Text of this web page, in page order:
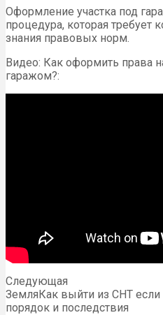
Оформление участка под
процедура, которая требует
знания правовых норм.
Видео: Как оформить права
гаражом?:
Следующая
ЗемляКак выйти из СНТ если
порядок и последствия